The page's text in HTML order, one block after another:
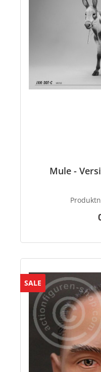
Mule -
SALE